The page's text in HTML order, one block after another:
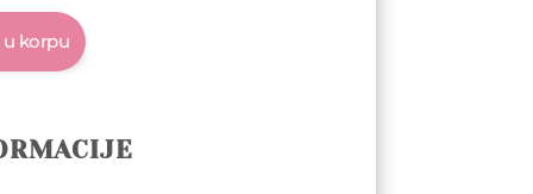
u korpu